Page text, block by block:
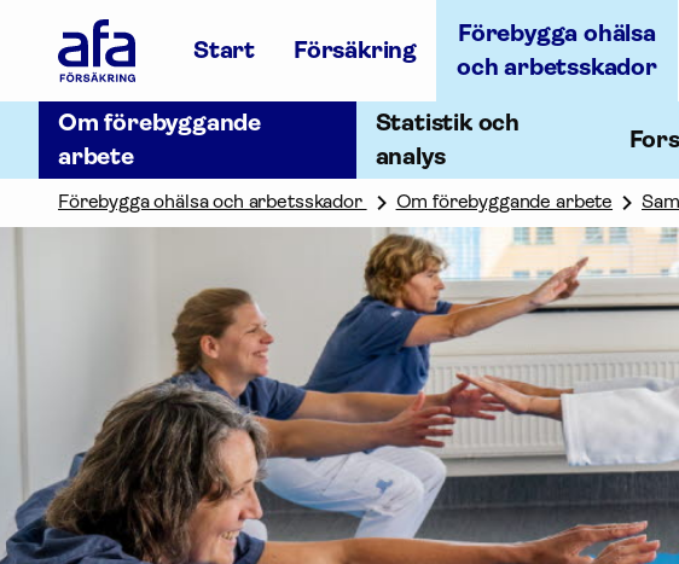
Försäkring
Gå
till
startsidan
Start Försäkring
Förebygga ohälsa
och arbetsskador
Om förebyggande
arbete
Statistik och
analys
Förebygga ohälsa och arbetsskador Om förebyggande arbete